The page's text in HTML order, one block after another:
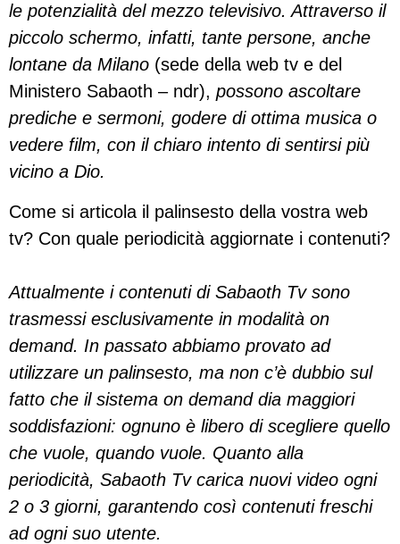
le potenzialità del mezzo televisivo. Attraverso il
piccolo schermo, infatti, tante persone, anche
lontane da Milano (sede della web tv e del
Ministero Sabaoth – ndr), possono ascoltare
prediche e sermoni, godere di ottima musica o
vedere film, con il chiaro intento di sentirsi più
vicino a Dio.
Come si articola il palinsesto della vostra web
tv? Con quale periodicità aggiornate i contenuti?
Attualmente i contenuti di Sabaoth Tv sono
trasmessi esclusivamente in modalità on
demand. In passato abbiamo provato ad
utilizzare un palinsesto, ma non c’è dubbio sul
fatto che il sistema on demand dia maggiori
soddisfazioni: ognuno è libero di scegliere quello
che vuole, quando vuole. Quanto alla
periodicità, Sabaoth Tv carica nuovi video ogni
2 o 3 giorni, garantendo così contenuti freschi
ad ogni suo utente.